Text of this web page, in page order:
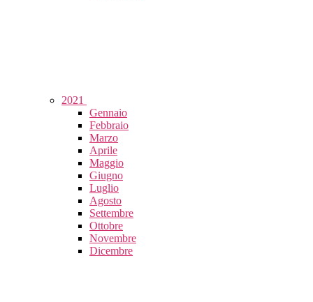
2021
Gennaio
Febbraio
Marzo
Aprile
Maggio
Giugno
Luglio
Agosto
Settembre
Ottobre
Novembre
Dicembre